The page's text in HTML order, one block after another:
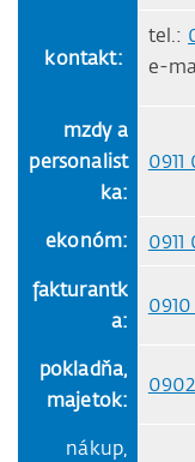
kontakt:
tel.:
e-
mzdy a
personalist
ka:
0911
ekonóm:
fakturantk
a:
0910
pokladňa,
majetok:
0902
nákup,